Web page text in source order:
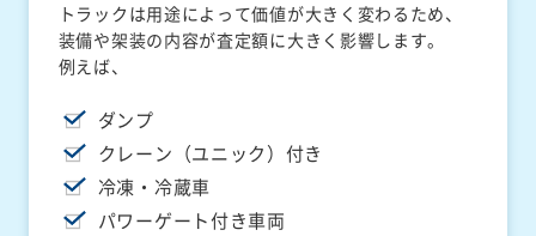
トラックは用途によって価値が大きく変わるため、
装備や架装の内容が査定額に大きく影響します。
例えば、
ダンプ
クレーン（ユニック）付き
冷凍・冷蔵車
パワーゲート付き車両